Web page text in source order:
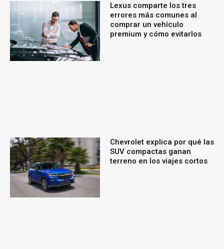
Lexus comparte los tres
errores más comunes al
comprar un vehículo
premium y cómo evitarlos
Chevrolet explica por qué las
SUV compactas ganan
terreno en los viajes cortos